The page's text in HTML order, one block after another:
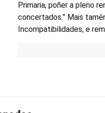
Primaria, poñer a pleno
concertados.” Mais
Incompatibilidades, e